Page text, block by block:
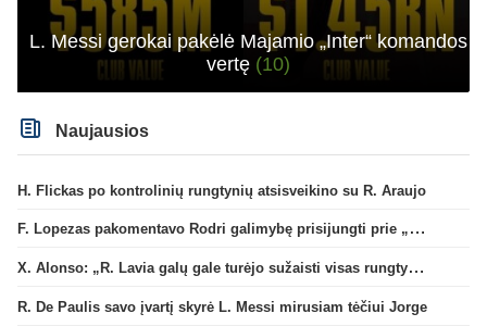
L. Messi gerokai pakėlė Majamio „Inter“ komandos
vertę (10)
Naujausios
H. Flickas po kontrolinių rungtynių atsisveikino su R. Araujo
F. Lopezas pakomentavo Rodri galimybę prisijungti prie „Barcelona“ ekipos
X. Alonso: „R. Lavia galų gale turėjo sužaisti visas rungtynes“
R. De Paulis savo įvartį skyrė L. Messi mirusiam tėčiui Jorge